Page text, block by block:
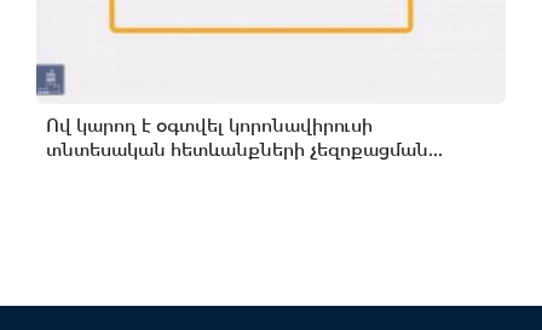
Ով կարող է օգտվել կորոնավիրուսի
տնտեսական հետևանքների չեզոքացման...